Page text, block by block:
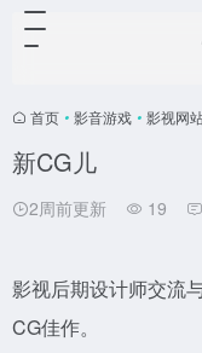
首页 • 影音游戏 • 影视网
新CG儿
2周前更新 19
影视后期设计师交流
CG佳作。